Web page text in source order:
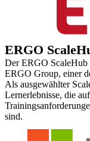
ERGO
Der ERGO ScaleHub
ERGO Group, einer
Als ausgewählter
Lernerlebnisse, die
sind.